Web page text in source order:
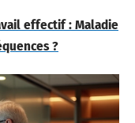
effectif : Maladie
?